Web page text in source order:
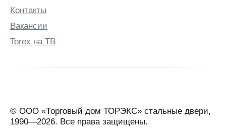
Контакты
Вакансии
Torex на ТВ
© ООО «Торговый дом ТОРЭКС» стальные двери,
1990—2026. Все права защищены.